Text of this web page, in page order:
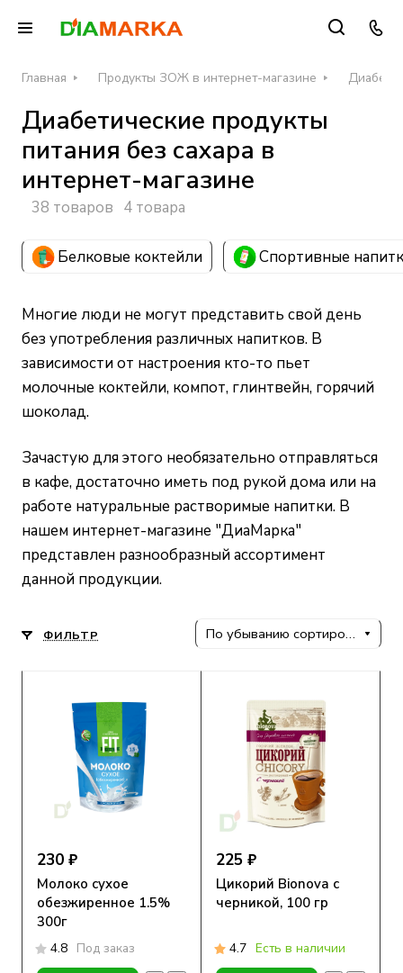
Главная Продукты ЗОЖ в интернет-магазине
Диабетические продукты
питания без сахара в
интернет-магазине
38 товаров 4 товара
Белковые коктейли Спортивные
Многие люди не могут представить свой день
без употребления различных напитков. В
зависимости от настроения кто-то пьет
молочные коктейли, компот, глинтвейн, горячий
шоколад.
Зачастую для этого необязательно отправляться
в кафе, достаточно иметь под рукой дома или на
работе натуральные растворимые напитки. В
нашем интернет-магазине "ДиаМарка"
представлен разнообразный ассортимент
данной продукции.
ФИЛЬТР По убыванию сортировки
230 ₽
Молоко сухое
обезжиренное 1.5%
300г
4.8 Под заказ
225 ₽
Цикорий Bionova с
черникой, 100 гр
4.7 Есть в наличии